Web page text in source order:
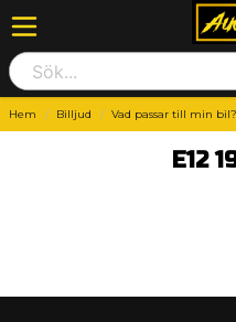
Hem Billjud Vad passar till min bil?
E12